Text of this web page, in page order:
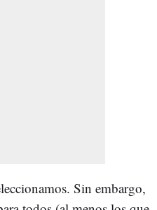
Sin embargo,